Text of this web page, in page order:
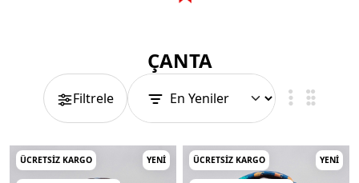
ÇANTA
Filtrele
ÜCRETSIZ KARGO YENI ÜCRETSIZ KARGO YENI